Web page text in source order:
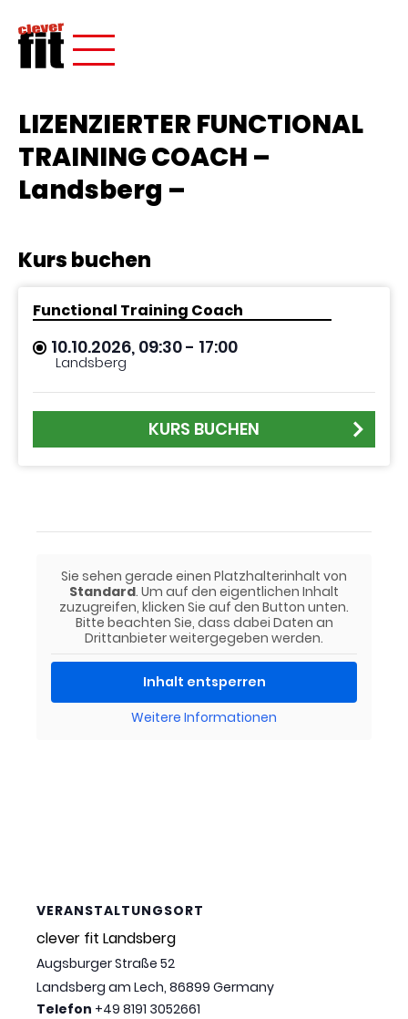
LIZENZIERTER FUNCTIONAL
TRAINING COACH –
Landsberg –
Kurs buchen
Functional Training Coach
10.10.2026, 09:30- 17:00
Landsberg
KURS BUCHEN
VERANSTALTUNGSORT
clever fit Landsberg
Augsburger Straße 52
Landsberg am Lech, 86899 Germany
Telefon +49 8191 3052661
Sie sehen gerade einen Platzhalterinhalt von
Standard. Um auf den eigentlichen Inhalt
zuzugreifen, klicken Sie auf den Button unten.
Bitte beachten Sie, dass dabei Daten an
Drittanbieter weitergegeben werden.
Inhalt entsperren
Weitere Informationen